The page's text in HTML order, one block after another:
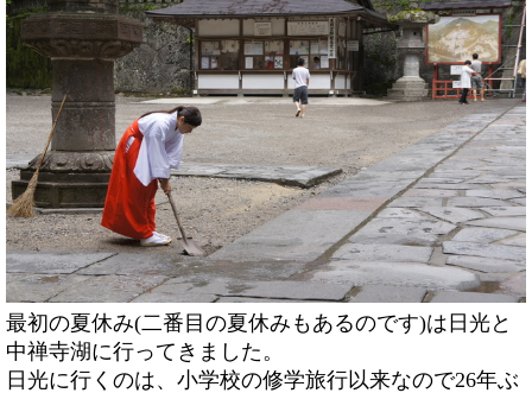
最初の夏休み(二番目の夏休みもあるのです)は日光と
中禅寺湖に行ってきました。
日光に行くのは、小学校の修学旅行以来なので26年ぶ